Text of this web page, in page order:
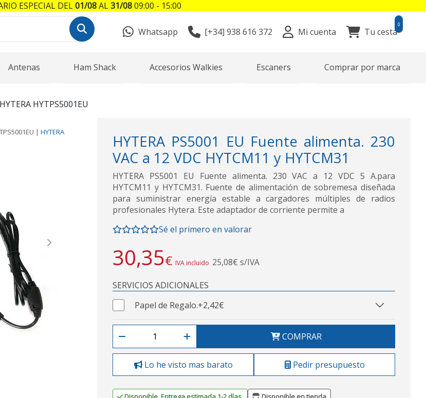
Whatsapp [+34] 938 616 372 Mi cuenta Tu cesta
0
Antenas Ham Shack Accesorios Walkies Escaners Comprar por marca
HYTERA HYTPS5001EU
| HYTERA
Next
HYTERA PS5001 EU Fuente alimenta. 230
VAC a 12 VDC HYTCM11 y HYTCM31
HYTERA PS5001 EU Fuente alimenta. 230 VAC a 12 VDC 5 A.para
HYTCM11 y HYTCM31. Fuente de alimentación de sobremesa diseñada
para suministrar energía estable a cargadores múltiples de radios
profesionales Hytera. Este adaptador de corriente permite a
Sé el primero en valorar
30,35€ IVA incluido 25,08€ s/IVA
SERVICIOS ADICIONALES
Papel de Regalo.+2,42€
COMPRAR
Lo he visto mas barato Pedir presupuesto
ESPECIAL DEL01/08AL31/0809:00 - 15:00